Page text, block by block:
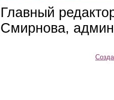
Главный
Смирнова,